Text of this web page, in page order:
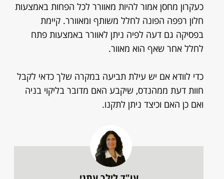
כעקרון מחסן אמור להיות מאוורר לכל הפחות באמצעות
חלון רפפה הפונה לחלל משותף ומאוורר. קיימת
בפסיקה גם דעה לפיה ניתן לאוורר באמצעות פתח
לחלל אחר שאף הוא מאוור.
כדי לוודא אם יש עילת תביעה במקרה שלך כדאי לקבל
חוות דעת ממהנדס, שיקבע האם מדובר בליקוי בניה
ואם כן האם וכיצד ניתן לתקנו.